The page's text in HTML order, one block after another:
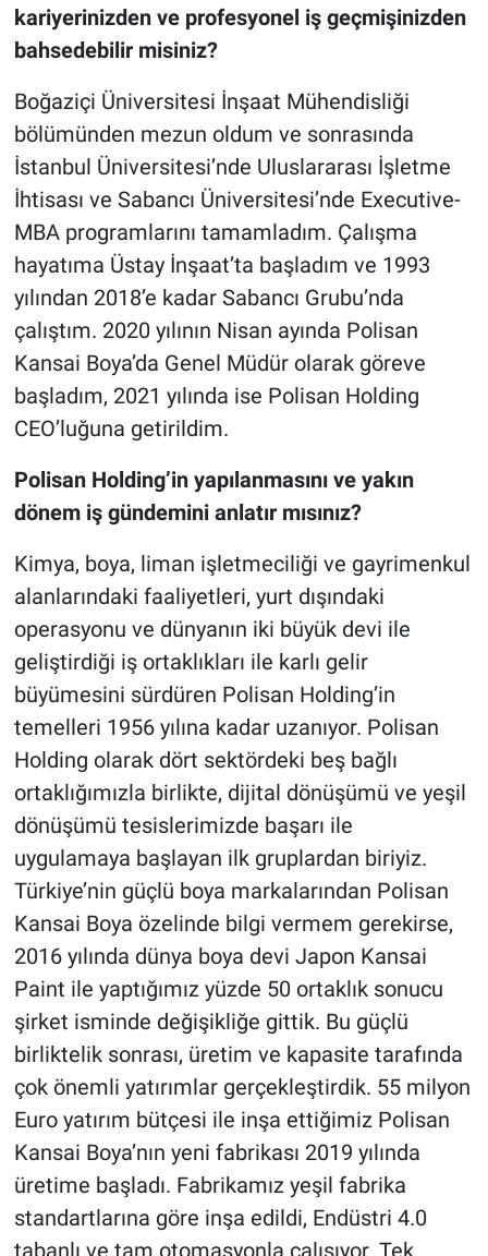
kariyerinizden ve profesyonel iş geçmişinizden
bahsedebilir misiniz?
Boğaziçi Üniversitesi İnşaat Mühendisliği
bölümünden mezun oldum ve sonrasında
İstanbul Üniversitesi’nde Uluslararası İşletme
İhtisası ve Sabancı Üniversitesi’nde Executive-
MBA programlarını tamamladım. Çalışma
hayatıma Üstay İnşaat’ta başladım ve 1993
yılından 2018’e kadar Sabancı Grubu’nda
çalıştım. 2020 yılının Nisan ayında Polisan
Kansai Boya’da Genel Müdür olarak göreve
başladım, 2021 yılında ise Polisan Holding
CEO’luğuna getirildim.
Polisan Holding’in yapılanmasını ve yakın
dönem iş gündemini anlatır mısınız?
Kimya, boya, liman işletmeciliği ve gayrimenkul
alanlarındaki faaliyetleri, yurt dışındaki
operasyonu ve dünyanın iki büyük devi ile
geliştirdiği iş ortaklıkları ile karlı gelir
büyümesini sürdüren Polisan Holding’in
temelleri 1956 yılına kadar uzanıyor. Polisan
Holding olarak dört sektördeki beş bağlı
ortaklığımızla birlikte, dijital dönüşümü ve yeşil
dönüşümü tesislerimizde başarı ile
uygulamaya başlayan ilk gruplardan biriyiz.
Türkiye’nin güçlü boya markalarından Polisan
Kansai Boya özelinde bilgi vermem gerekirse,
2016 yılında dünya boya devi Japon Kansai
Paint ile yaptığımız yüzde 50 ortaklık sonucu
şirket isminde değişikliğe gittik. Bu güçlü
birliktelik sonrası, üretim ve kapasite tarafında
çok önemli yatırımlar gerçekleştirdik. 55 milyon
Euro yatırım bütçesi ile inşa ettiğimiz Polisan
Kansai Boya’nın yeni fabrikası 2019 yılında
üretime başladı. Fabrikamız yeşil fabrika
standartlarına göre inşa edildi, Endüstri 4.0